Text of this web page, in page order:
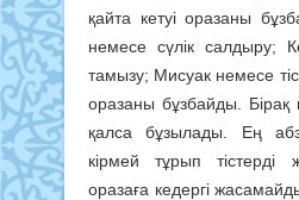
қайта кетуі оразаны
немесе сүлік салдыру;
тамызу; Мисуак немесе
оразаны бұзбайды. Бірақ
қалса бұзылады. Ең
кірмей тұрып
оразаға кедергі